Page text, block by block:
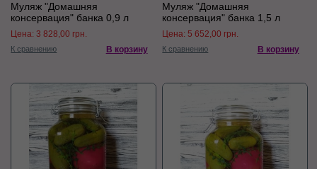
Муляж "Домашняя
консервация" банка 0,9 л
Цена:3 828,00 грн.
К сравнению В корзину
Муляж "Домашняя
консервация" банка 1,5 л
Цена:5 652,00 грн.
К сравнению В корзину